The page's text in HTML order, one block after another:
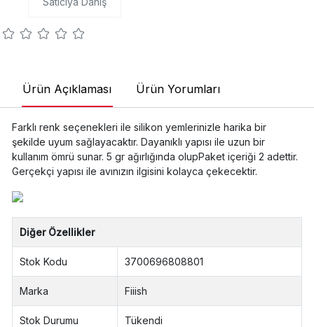
Ürün Açıklaması Ürün Yorumları
Farklı renk seçenekleri ile silikon yemlerinizle harika bir
şekilde uyum sağlayacaktır. Dayanıklı yapısı ile uzun bir
kullanım ömrü sunar. 5 gr ağırlığında olupPaket içeriği 2 adettir.
Gerçekçi yapısı ile avınızın ilgisini kolayca çekecektir.
Diğer Özellikler
Stok Kodu 3700696808801
Marka Fiiish
Stok Durumu Tükendi